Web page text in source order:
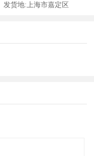
发货地: 上海市嘉定区